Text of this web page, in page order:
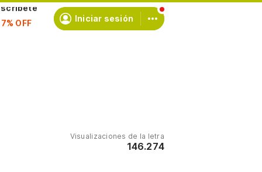
Iniciar sesión
Visualizaciones de la letra
146.274